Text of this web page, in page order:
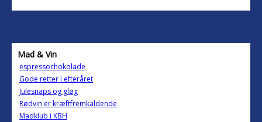
Mad & Vin
espressochokolade
Gode retter i efteråret
Julesnaps og gløg
Rødvin er kræftfremkaldende
Madklub i KBH